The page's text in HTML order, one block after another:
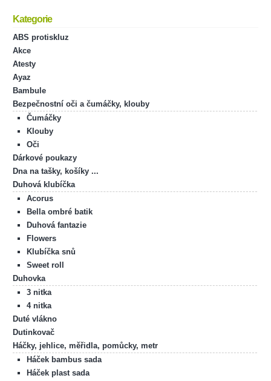
Kategorie
ABS protiskluz
Akce
Atesty
Ayaz
Bambule
Bezpečnostní oči a čumáčky, klouby
Čumáčky
Klouby
Oči
Dárkové poukazy
Dna na tašky, košíky ...
Duhová klubíčka
Acorus
Bella ombré batik
Duhová fantazie
Flowers
Klubíčka snů
Sweet roll
Duhovka
3 nitka
4 nitka
Duté vlákno
Dutinkovač
Háčky, jehlice, měřidla, pomůcky, metr
Háček bambus sada
Háček plast sada